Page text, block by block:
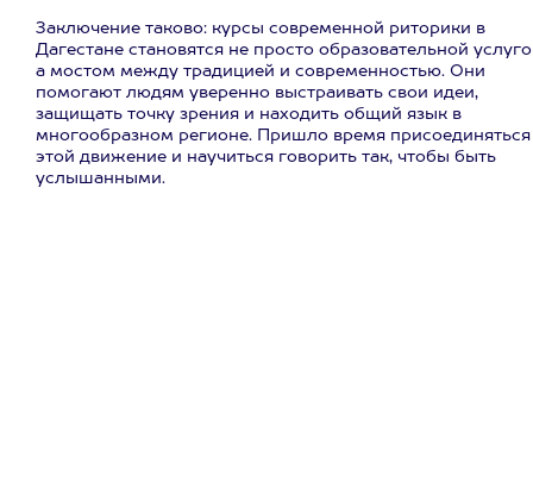
Заключение таково: курсы современной риторики в
Дагестане становятся не просто образовательной
а мостом между традицией и современностью. Они
помогают людям уверенно выстраивать свои идеи,
защищать точку зрения и находить общий язык в
многообразном регионе. Пришло время присоединяться
этой движение и научиться говорить так, чтобы быть
услышанными.